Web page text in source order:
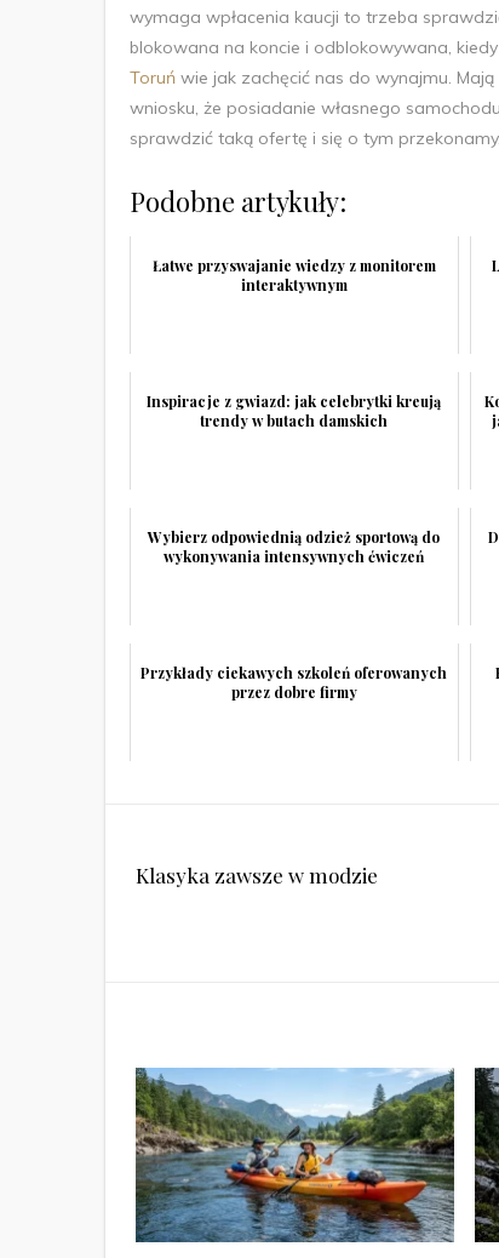
wymaga wpłacenia kaucji to trzeba
blokowana na koncie i odblokowywana,
Toruń wie jak zachęcić nas do wynajmu.
wniosku, że posiadanie własnego
sprawdzić taką ofertę i się o tym przekonamy.
Podobne artykuły:
Łatwe przyswajanie wiedzy z monitorem
interaktywnym
Inspiracje z gwiazd: jak celebrytki kreują
trendy w butach damskich
Wybierz odpowiednią odzież sportową do
wykonywania intensywnych ćwiczeń
Przykłady ciekawych szkoleń oferowanych
przez dobre firmy
Nawigacja
wpisu
Klasyka zawsze w modzie